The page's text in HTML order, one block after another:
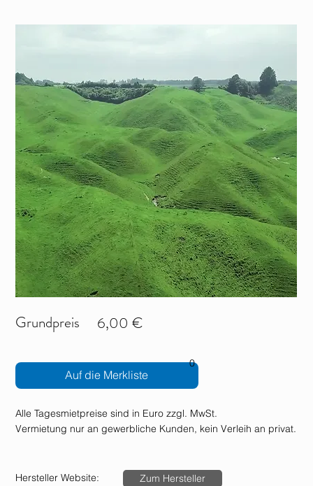
Grundpreis 6,00 €
Auf die Merkliste
0
Alle Tagesmietpreise sind in Euro zzgl. MwSt.
Vermietung nur an gewerbliche Kunden, kein Verleih an privat.
Hersteller Website: Zum Hersteller